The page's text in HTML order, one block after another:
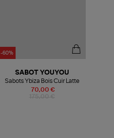
-60%
70,00 €
SABOT YOUYOU
Sabots Ybiza Bois Cuir Latte